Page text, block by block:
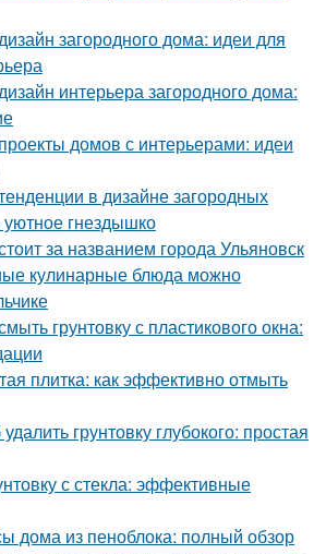
загородного дома: идеи для
интерьера загородного дома:
домов с интерьерами: идеи
в дизайне загородных
уютное гнездышко
за названием города Ульяновск
кулинарные блюда можно
грунтовку с пластикового окна:
плитка: как эффективно отмыть
грунтовку глубокого: простая
с стекла: эффективные
дома из пеноблока: полный обзор